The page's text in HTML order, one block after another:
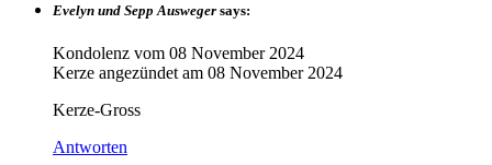
Evelyn und Sepp Ausweger says:
Kondolenz vom 08 November 2024
Kerze angezündet am 08 November 2024
Kerze-Gross
Antworten